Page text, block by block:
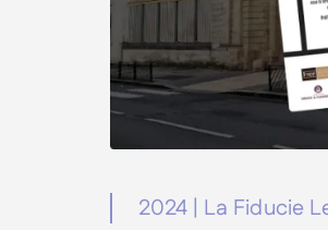
2024 | La Fiducie